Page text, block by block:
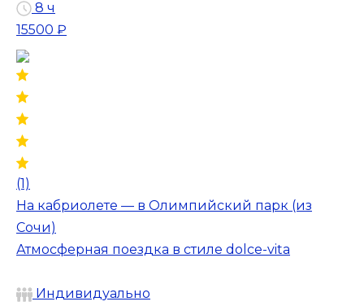
8 ч
15500 ₽
(1)
На кабриолете — в Олимпийский парк (из
Сочи)
Атмосферная поездка в стиле dolce-vita
Индивидуально